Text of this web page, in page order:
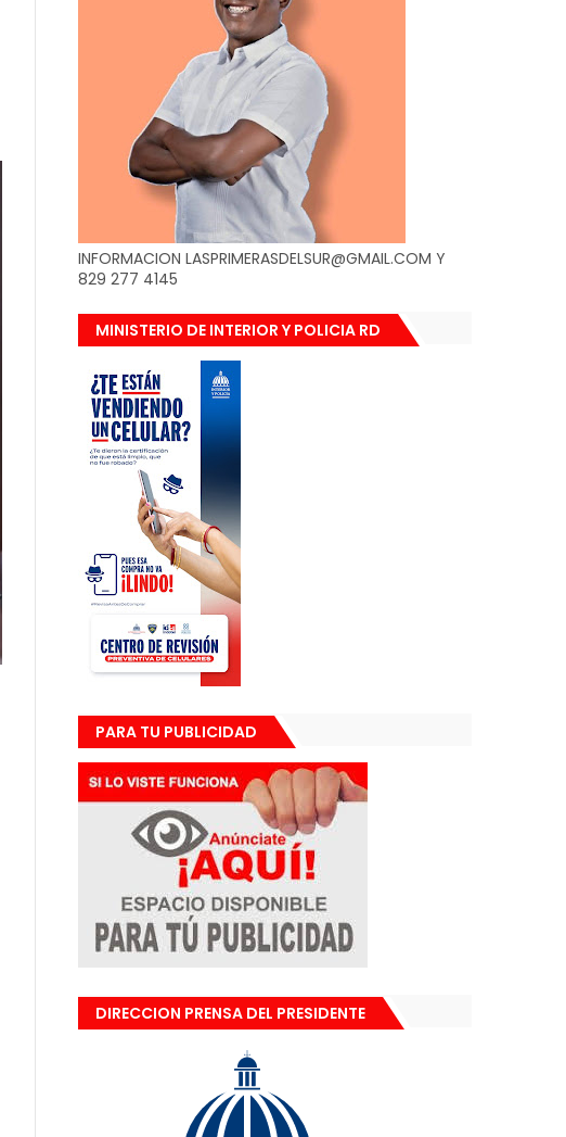
INFORMACION LASPRIMERASDELSUR@GMAIL.COM Y
829 277 4145
MINISTERIO DE INTERIOR Y POLICIA RD
PARA TU PUBLICIDAD
DIRECCION PRENSA DEL PRESIDENTE